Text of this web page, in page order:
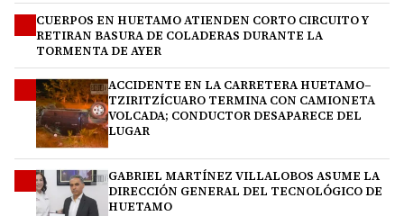
CUERPOS EN HUETAMO ATIENDEN CORTO CIRCUITO Y
RETIRAN BASURA DE COLADERAS DURANTE LA
TORMENTA DE AYER
ACCIDENTE EN LA CARRETERA HUETAMO–
TZIRITZÍCUARO TERMINA CON CAMIONETA
VOLCADA; CONDUCTOR DESAPARECE DEL
LUGAR
GABRIEL MARTÍNEZ VILLALOBOS ASUME LA
DIRECCIÓN GENERAL DEL TECNOLÓGICO DE
HUETAMO